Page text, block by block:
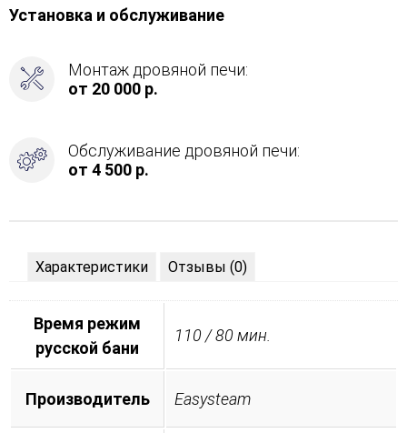
Установка и обслуживание
Монтаж дровяной печи:
от 20 000 р.
Обслуживание дровяной печи:
от 4 500 р.
Характеристики Отзывы (0)
Время режим
русской бани
110 / 80 мин.
Производитель Easysteam